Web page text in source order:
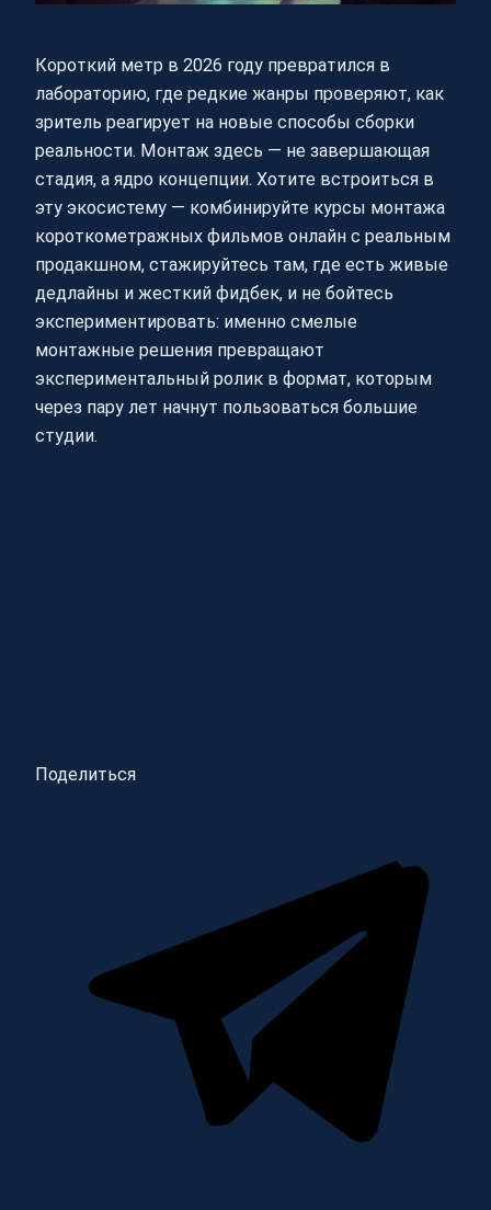
Короткий метр в 2026 году превратился в
лабораторию, где редкие жанры проверяют, как
зритель реагирует на новые способы сборки
реальности. Монтаж здесь — не завершающая
стадия, а ядро концепции. Хотите встроиться в
эту экосистему — комбинируйте курсы монтажа
короткометражных фильмов онлайн с реальным
продакшном, стажируйтесь там, где есть живые
дедлайны и жесткий фидбек, и не бойтесь
экспериментировать: именно смелые
монтажные решения превращают
экспериментальный ролик в формат, которым
через пару лет начнут пользоваться большие
студии.
Поделиться